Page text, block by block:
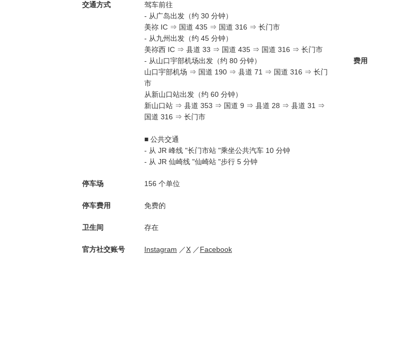
交通方式
驾车前往
- 从广岛出发（约 30 分钟）
美祢 IC ⇒ 国道 435 ⇒ 国道 316 ⇒ 长门市
- 从九州出发（约 45 分钟）
美祢西 IC ⇒ 县道 33 ⇒ 国道 435 ⇒ 国道 316 ⇒ 长门市
- 从山口宇部机场出发（约 80 分钟）
山口宇部机场 ⇒ 国道 190 ⇒ 县道 71 ⇒ 国道 316 ⇒ 长门
市
从新山口站出发（约 60 分钟）
新山口站 ⇒ 县道 353 ⇒ 国道 9 ⇒ 县道 28 ⇒ 县道 31 ⇒
国道 316 ⇒ 长门市
■ 公共交通
- 从 JR 峰线 "长门市站 "乘坐公共汽车 10 分钟
- 从 JR 仙崎线 "仙崎站 "步行 5 分钟
停车场 156 个单位
停车费用 免费的
卫生间 存在
官方社交账号 Instagram X Facebook
费用